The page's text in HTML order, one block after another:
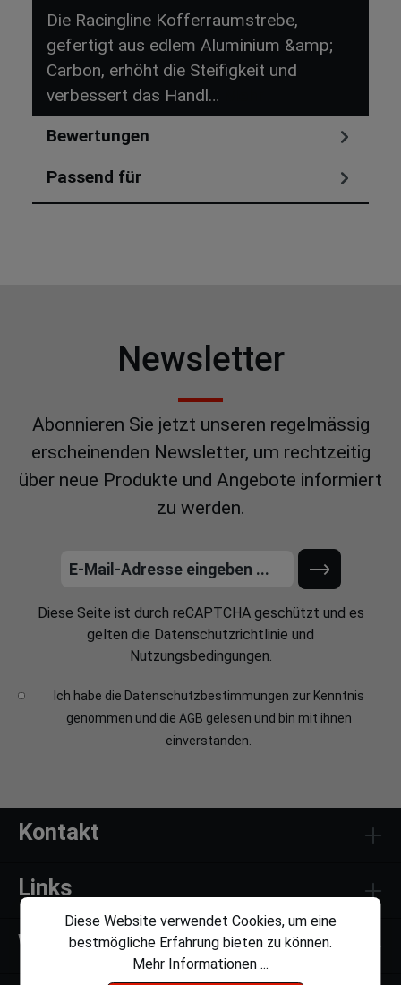
Die Racingline Kofferraumstrebe,
gefertigt aus edlem Aluminium &amp;
Carbon, erhöht die Steifigkeit und
verbessert das Handl…
Bewertungen
Passend für
Newsletter
Abonnieren Sie jetzt unseren regelmässig
erscheinenden Newsletter, um rechtzeitig
über neue Produkte und Angebote informiert
zu werden.
Diese Seite ist durch reCAPTCHA geschützt und es
gelten die Datenschutzrichtlinie und
Nutzungsbedingungen.
Ich habe die Datenschutzbestimmungen zur Kenntnis
genommen und die AGB gelesen und bin mit ihnen
einverstanden.
Kontakt
Links
Weiteres
Diese Website verwendet Cookies, um eine
bestmögliche Erfahrung bieten zu können.
Mehr Informationen ...